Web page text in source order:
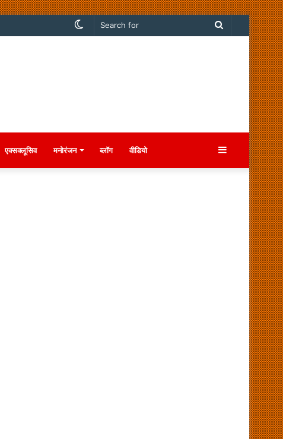
Search
Switch
एक्सक्लूसिव मनोरंजन ब्लॉग वीडियो Sidebar